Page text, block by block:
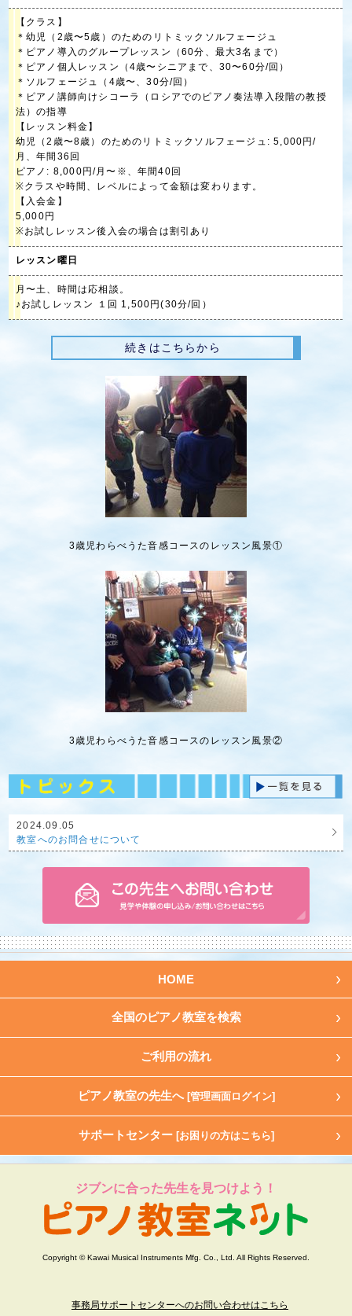
【クラス】
＊幼児（2歳〜5歳）のためのリトミックソルフェージュ
＊ピアノ導入のグループレッスン（60分、最大3名まで）
＊ピアノ個人レッスン（4歳〜シニアまで、30〜60分/回）
＊ソルフェージュ（4歳〜、30分/回）
＊ピアノ講師向けシコーラ（ロシアでのピアノ奏法導入段階の教授
法）の指導
【レッスン料金】
幼児（2歳〜8歳）のためのリトミックソルフェージュ: 5,000円/
月、年間36回
ピアノ: 8,000円/月〜※、年間40回
※クラスや時間、レベルによって金額は変わります。
【入会金】
5,000円
※お試しレッスン後入会の場合は割引あり
レッスン曜日
月〜土、時間は応相談。
♪お試しレッスン １回 1,500円(30分/回）
続きはこちらから
3歳児わらべうた音感コースのレッスン風景①
3歳児わらべうた音感コースのレッスン風景②
2024.09.05
教室へのお問合せについて
HOME
全国のピアノ教室を検索
ご利用の流れ
ピアノ教室の先生へ [管理画面ログイン]
サポートセンター [お困りの方はこちら]
ジブンに合った先生を見つけよう！
Copyright © Kawai Musical Instruments Mfg. Co., Ltd. All Rights Reserved.
事務局サポートセンターへのお問い合わせはこちら